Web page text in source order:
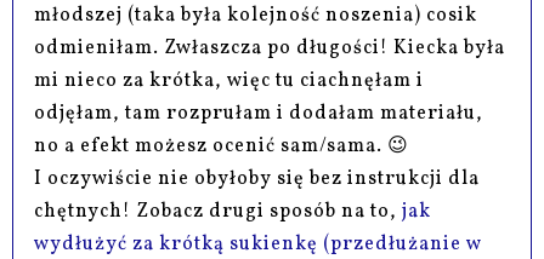
młodszej (taka była kolejność noszenia) cosik
odmieniłam. Zwłaszcza po długości! Kiecka była
mi nieco za krótka, więc tu ciachnęłam i
odjęłam, tam rozprułam i dodałam materiału,
no a efekt możesz ocenić sam/sama. 😉
I oczywiście nie obyłoby się bez instrukcji dla
chętnych! Zobacz drugi sposób na to,jak
wydłużyć za krótką sukienkę (przedłużanie w